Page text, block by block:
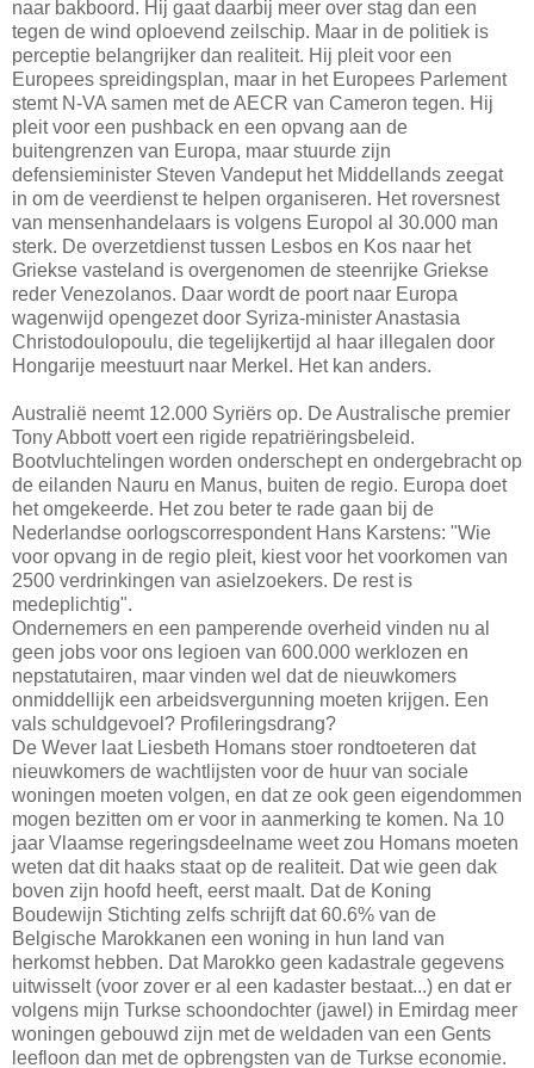
naar bakboord. Hij gaat daarbij meer over stag dan een
tegen de wind oploevend zeilschip. Maar in de politiek is
perceptie belangrijker dan realiteit. Hij pleit voor een
Europees spreidingsplan, maar in het Europees Parlement
stemt N-VA samen met de AECR van Cameron tegen. Hij
pleit voor een pushback en een opvang aan de
buitengrenzen van Europa, maar stuurde zijn
defensieminister Steven Vandeput het Middellands zeegat
in om de veerdienst te helpen organiseren. Het roversnest
van mensenhandelaars is volgens Europol al 30.000 man
sterk. De overzetdienst tussen Lesbos en Kos naar het
Griekse vasteland is overgenomen de steenrijke Griekse
reder Venezolanos. Daar wordt de poort naar Europa
wagenwijd opengezet door Syriza-minister Anastasia
Christodoulopoulu, die tegelijkertijd al haar illegalen door
Hongarije meestuurt naar Merkel. Het kan anders.
Australië neemt 12.000 Syriërs op. De Australische premier
Tony Abbott voert een rigide repatriëringsbeleid.
Bootvluchtelingen worden onderschept en ondergebracht op
de eilanden Nauru en Manus, buiten de regio. Europa doet
het omgekeerde. Het zou beter te rade gaan bij de
Nederlandse oorlogscorrespondent Hans Karstens: "Wie
voor opvang in de regio pleit, kiest voor het voorkomen van
2500 verdrinkingen van asielzoekers. De rest is
medeplichtig".
Ondernemers en een pamperende overheid vinden nu al
geen jobs voor ons legioen van 600.000 werklozen en
nepstatutairen, maar vinden wel dat de nieuwkomers
onmiddellijk een arbeidsvergunning moeten krijgen. Een
vals schuldgevoel? Profileringsdrang?
De Wever laat Liesbeth Homans stoer rondtoeteren dat
nieuwkomers de wachtlijsten voor de huur van sociale
woningen moeten volgen, en dat ze ook geen eigendommen
mogen bezitten om er voor in aanmerking te komen. Na 10
jaar Vlaamse regeringsdeelname weet zou Homans moeten
weten dat dit haaks staat op de realiteit. Dat wie geen dak
boven zijn hoofd heeft, eerst maalt. Dat de Koning
Boudewijn Stichting zelfs schrijft dat 60.6% van de
Belgische Marokkanen een woning in hun land van
herkomst hebben. Dat Marokko geen kadastrale gegevens
uitwisselt (voor zover er al een kadaster bestaat...) en dat er
volgens mijn Turkse schoondochter (jawel) in Emirdag meer
woningen gebouwd zijn met de weldaden van een Gents
leefloon dan met de opbrengsten van de Turkse economie.